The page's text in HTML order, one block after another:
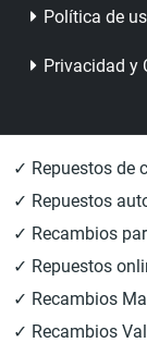
Política de
Privacidad y
✓ Repuestos de
✓ Repuestos
✓ Recambios
✓ Repuestos
✓ Recambios
✓ Recambios